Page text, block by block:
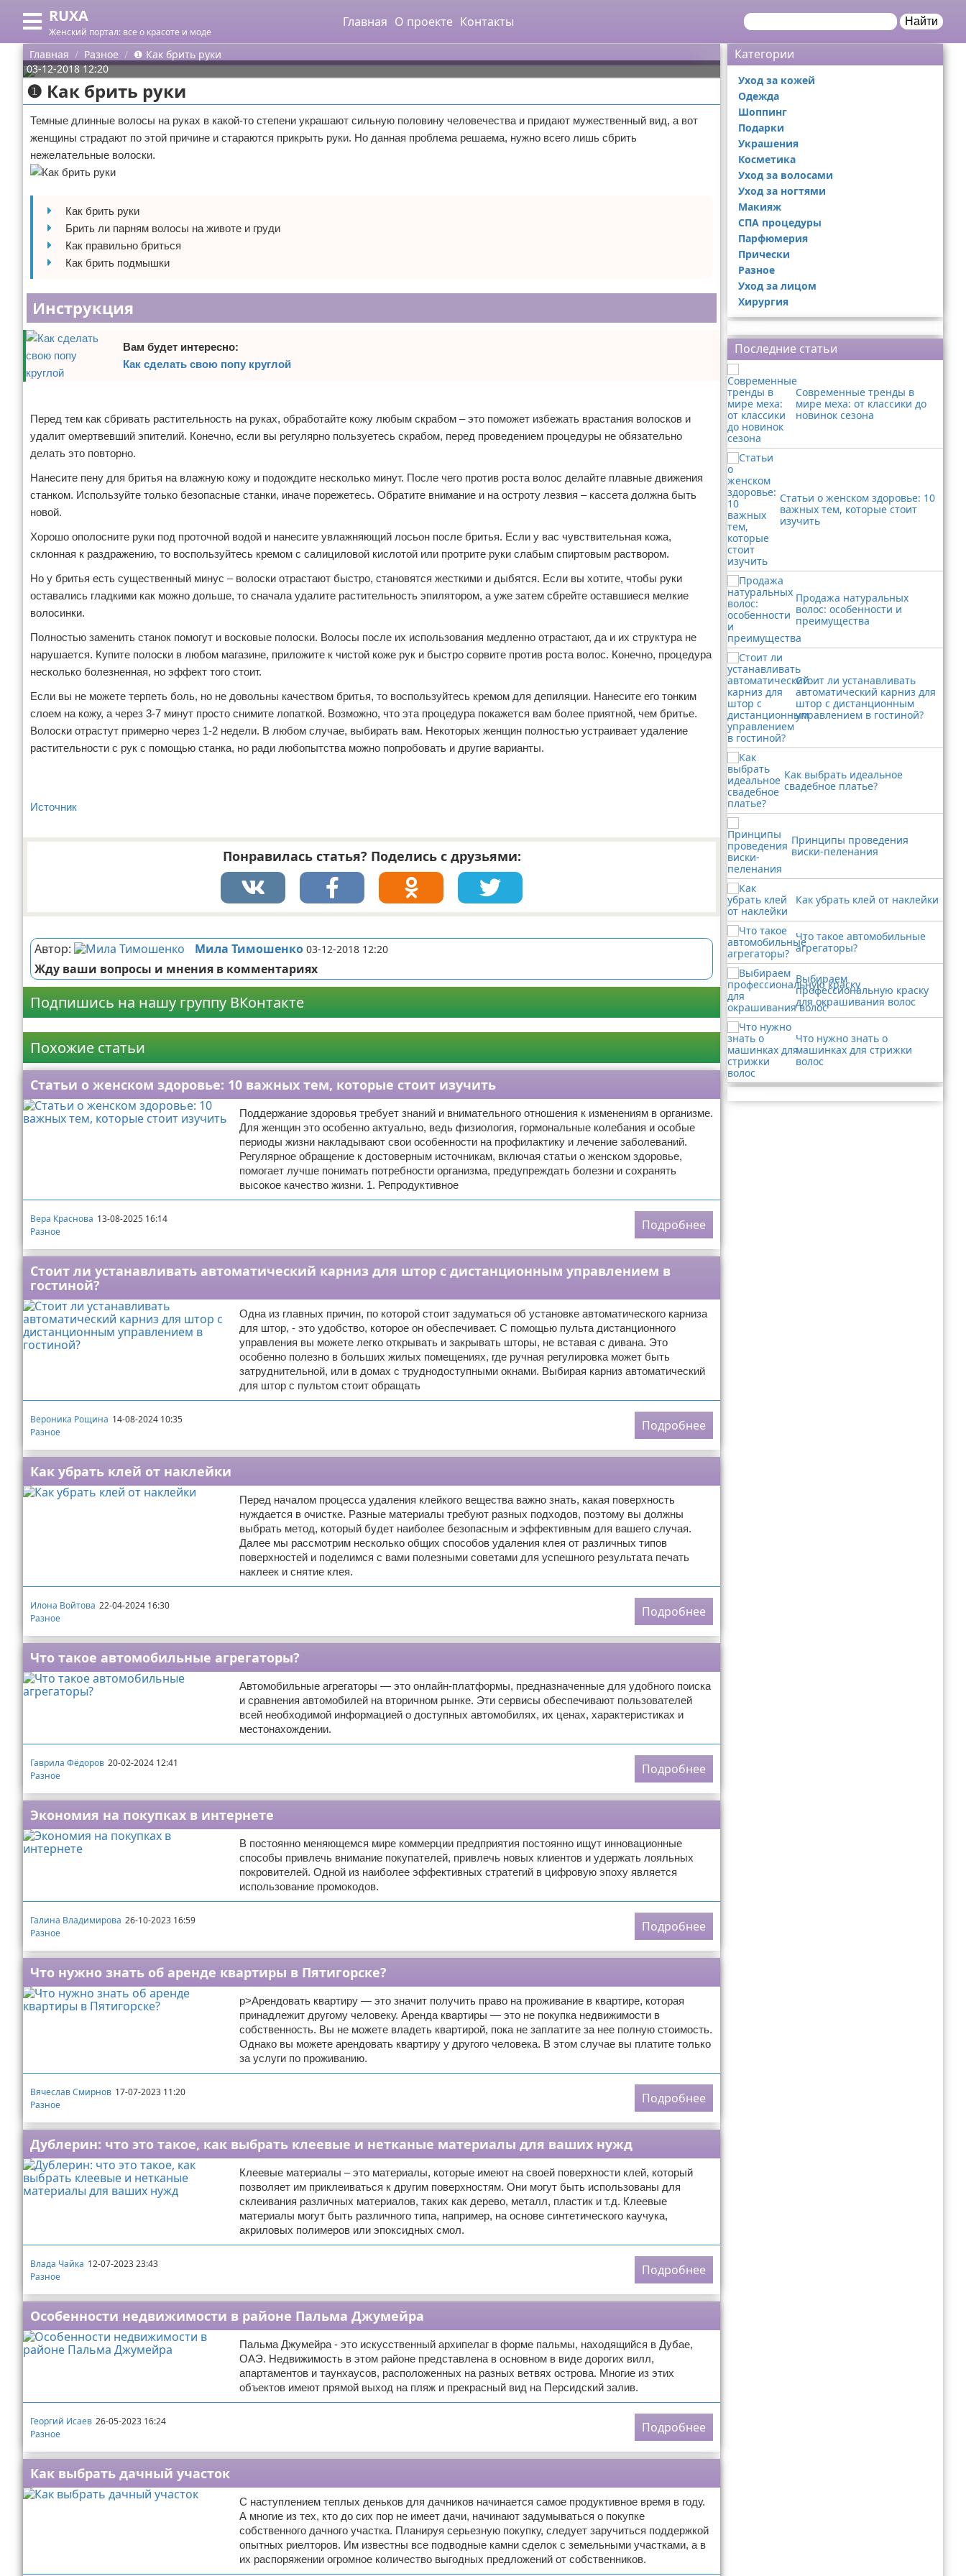
RUXA
Женский портал: все о красоте и моде
Главная О проекте Контакты Найти
Меню
Главная
Категории
Уход за кожей
Одежда
Шоппинг
Подарки
Украшения
Косметика
Уход за волосами
Уход за ногтями
Макияж
Парфюмерия
Прически
Разное
Уход за лицом
Поиск
О проекте
Контакты
Сотрудничество
Размещение рекламы
Для правообладателей
Условия предоставления информации
Отказ от ответственности
Главная Разное
❶ Как брить руки
03-12-2018 12:20
❶ Как брить руки
Темные длинные волосы на руках в какой-то степени украшают сильную половину человечества и придают мужественный вид, а вот
женщины страдают по этой причине и стараются прикрыть руки. Но данная проблема решаема, нужно всего лишь сбрить
нежелательные волоски.
Как брить руки
Брить ли парням волосы на животе и груди
Как правильно бриться
Как брить подмышки
Инструкция
Вам будет интересно:
Как сделать свою попу круглой
Перед тем как сбривать растительность на руках, обработайте кожу любым скрабом – это поможет избежать врастания волосков и
удалит омертвевший эпителий. Конечно, если вы регулярно пользуетесь скрабом, перед проведением процедуры не обязательно
делать это повторно.
Нанесите пену для бритья на влажную кожу и подождите несколько минут. После чего против роста волос делайте плавные движения
станком. Используйте только безопасные станки, иначе порежетесь. Обратите внимание и на остроту лезвия – кассета должна быть
новой.
Хорошо ополосните руки под проточной водой и нанесите увлажняющий лосьон после бритья. Если у вас чувствительная кожа,
склонная к раздражению, то воспользуйтесь кремом с салициловой кислотой или протрите руки слабым спиртовым раствором.
Но у бритья есть существенный минус – волоски отрастают быстро, становятся жесткими и дыбятся. Если вы хотите, чтобы руки
оставались гладкими как можно дольше, то сначала удалите растительность эпилятором, а уже затем сбрейте оставшиеся мелкие
волосинки.
Полностью заменить станок помогут и восковые полоски. Волосы после их использования медленно отрастают, да и их структура не
нарушается. Купите полоски в любом магазине, приложите к чистой коже рук и быстро сорвите против роста волос. Конечно, процедура
несколько болезненная, но эффект того стоит.
Если вы не можете терпеть боль, но не довольны качеством бритья, то воспользуйтесь кремом для депиляции. Нанесите его тонким
слоем на кожу, а через 3-7 минут просто снимите лопаткой. Возможно, что эта процедура покажется вам более приятной, чем бритье.
Волоски отрастут примерно через 1-2 недели. В любом случае, выбирать вам. Некоторых женщин полностью устраивает удаление
растительности с рук с помощью станка, но ради любопытства можно попробовать и другие варианты.
Источник
Понравилась статья? Поделись с друзьями:
Автор: Мила Тимошенко 03-12-2018 12:20
Жду ваши вопросы и мнения в комментариях
Подпишись на нашу группу ВКонтакте
Похожие статьи
Статьи о женском здоровье: 10 важных тем, которые стоит изучить
Поддержание здоровья требует знаний и внимательного отношения к изменениям в организме.
Для женщин это особенно актуально, ведь физиология, гормональные колебания и особые
периоды жизни накладывают свои особенности на профилактику и лечение заболеваний.
Регулярное обращение к достоверным источникам, включая статьи о женском здоровье,
помогает лучше понимать потребности организма, предупреждать болезни и сохранять
высокое качество жизни. 1. Репродуктивное
Вера Краснова 13-08-2025 16:14
Разное
Подробнее
Стоит ли устанавливать автоматический карниз для штор с дистанционным управлением в
гостиной?
Одна из главных причин, по которой стоит задуматься об установке автоматического карниза
для штор, - это удобство, которое он обеспечивает. С помощью пульта дистанционного
управления вы можете легко открывать и закрывать шторы, не вставая с дивана. Это
особенно полезно в больших жилых помещениях, где ручная регулировка может быть
затруднительной, или в домах с труднодоступными окнами. Выбирая карниз автоматический
для штор с пультом стоит обращать
Вероника Рощина 14-08-2024 10:35
Разное
Подробнее
Как убрать клей от наклейки
Перед началом процесса удаления клейкого вещества важно знать, какая поверхность
нуждается в очистке. Разные материалы требуют разных подходов, поэтому вы должны
выбрать метод, который будет наиболее безопасным и эффективным для вашего случая.
Далее мы рассмотрим несколько общих способов удаления клея от различных типов
поверхностей и поделимся с вами полезными советами для успешного результата печать
наклеек и снятие клея.
Илона Войтова 22-04-2024 16:30
Разное
Подробнее
Что такое автомобильные агрегаторы?
Автомобильные агрегаторы — это онлайн-платформы, предназначенные для удобного поиска
и сравнения автомобилей на вторичном рынке. Эти сервисы обеспечивают пользователей
всей необходимой информацией о доступных автомобилях, их ценах, характеристиках и
местонахождении.
Гаврила Фёдоров 20-02-2024 12:41
Разное
Подробнее
Экономия на покупках в интернете
В постоянно меняющемся мире коммерции предприятия постоянно ищут инновационные
способы привлечь внимание покупателей, привлечь новых клиентов и удержать лояльных
покровителей. Одной из наиболее эффективных стратегий в цифровую эпоху является
использование промокодов.
Галина Владимирова 26-10-2023 16:59
Разное
Подробнее
Что нужно знать об аренде квартиры в Пятигорске?
p>Арендовать квартиру — это значит получить право на проживание в квартире, которая
принадлежит другому человеку. Аренда квартиры — это не покупка недвижимости в
собственность. Вы не можете владеть квартирой, пока не заплатите за нее полную стоимость.
Однако вы можете арендовать квартиру у другого человека. В этом случае вы платите только
за услуги по проживанию.
Вячеслав Смирнов 17-07-2023 11:20
Разное
Подробнее
Дублерин: что это такое, как выбрать клеевые и нетканые материалы для ваших нужд
Клеевые материалы – это материалы, которые имеют на своей поверхности клей, который
позволяет им приклеиваться к другим поверхностям. Они могут быть использованы для
склеивания различных материалов, таких как дерево, металл, пластик и т.д. Клеевые
материалы могут быть различного типа, например, на основе синтетического каучука,
акриловых полимеров или эпоксидных смол.
Влада Чайка 12-07-2023 23:43
Разное
Подробнее
Особенности недвижимости в районе Пальма Джумейра
Пальма Джумейра - это искусственный архипелаг в форме пальмы, находящийся в Дубае,
ОАЭ. Недвижимость в этом районе представлена в основном в виде дорогих вилл,
апартаментов и таунхаусов, расположенных на разных ветвях острова. Многие из этих
объектов имеют прямой выход на пляж и прекрасный вид на Персидский залив.
Георгий Исаев 26-05-2023 16:24
Разное
Подробнее
Как выбрать дачный участок
С наступлением теплых деньков для дачников начинается самое продуктивное время в году.
А многие из тех, кто до сих пор не имеет дачи, начинают задумываться о покупке
собственного дачного участка. Планируя серьезную покупку, следует заручиться поддержкой
опытных риелторов. Им известны все подводные камни сделок с земельными участками, а в
их распоряжении огромное количество выгодных предложений от собственников.
Категории
Уход за кожей
Одежда
Шоппинг
Подарки
Украшения
Косметика
Уход за волосами
Уход за ногтями
Макияж
СПА процедуры
Парфюмерия
Прически
Разное
Уход за лицом
Хирургия
Последние статьи
Современные тренды в
мире меха: от классики до
новинок сезона
Статьи о женском здоровье: 10
важных тем, которые стоит
изучить
Продажа натуральных
волос: особенности и
преимущества
Стоит ли устанавливать
автоматический карниз для
штор с дистанционным
управлением в гостиной?
Как выбрать идеальное
свадебное платье?
Принципы проведения
виски-пеленания
Как убрать клей от наклейки
Что такое автомобильные
агрегаторы?
Выбираем
профессиональную краску
для окрашивания волос
Что нужно знать о
машинках для стрижки
волос